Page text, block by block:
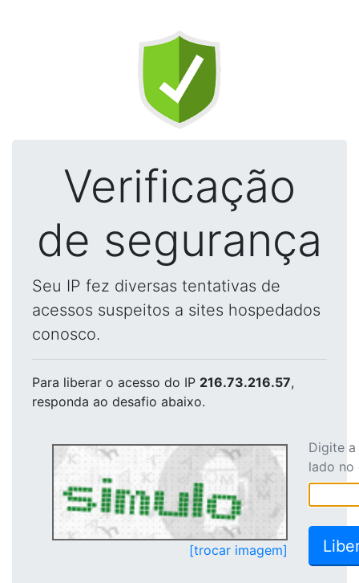
Verificação
de segurança
Seu IP fez diversas tentativas de
acessos suspeitos a sites hospedados
conosco.
Para liberar o acesso do IP 216.73.216.57,
responda ao desafio abaixo.
[trocar imagem]
Digite
lado no